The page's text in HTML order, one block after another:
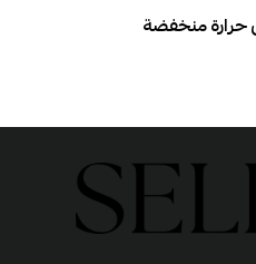
حرارة منخفضة